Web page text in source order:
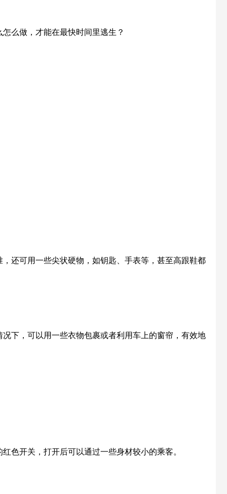
么做，才能在最快时间里逃生？
还可用一些尖状硬物，如钥匙、手表等，甚至高跟鞋都
下，可以用一些衣物包裹或者利用车上的窗帘，有效地
色开关，打开后可以通过一些身材较小的乘客。